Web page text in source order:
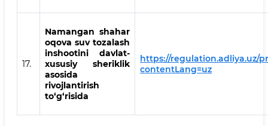
17.
Namangan shahar
oqova suv tozalash
inshootini davlat-
xususiy sheriklik
asosida
rivojlantirish
to‘g‘risida
https://regulation.adliya.uz/
contentLang=uz